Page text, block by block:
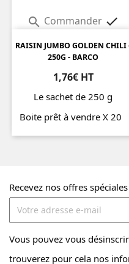
 Commander 
RAISIN JUMBO GOLDEN CHILI
250G - BARCO
1,76€ HT
Le sachet de 250 g
Boite prêt à vendre X 20
Prix
Recevez nos offres spéciales
Vous pouvez vous
trouverez pour cela nos